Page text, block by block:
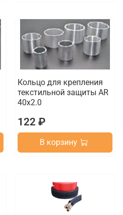
Кольцо для крепления
текстильной защиты AR
40x2.0
122 ₽
В корзину